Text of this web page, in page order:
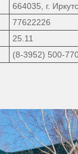
664035, г.
77622226
25.11
(8-3952) 500-